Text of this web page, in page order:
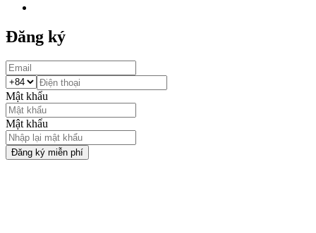
Đăng ký
Mật khẩu
Mật khẩu
Đăng ký miễn phí